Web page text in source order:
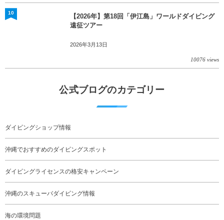
【2026年】第18回「伊江島」ワールドダイビング
遠征ツアー
2026年3月13日
10076 views
10
公式ブログのカテゴリー
ダイビングショップ情報
沖縄でおすすめのダイビングスポット
ダイビングライセンスの格安キャンペーン
沖縄のスキューバダイビング情報
海の環境問題